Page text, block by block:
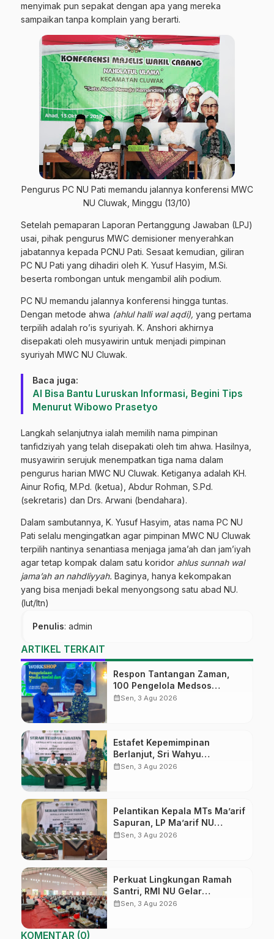
menyimak pun sepakat dengan apa yang mereka
sampaikan tanpa komplain yang berarti.
Pengurus PC NU Pati memandu jalannya konferensi MWC
NU Cluwak, Minggu (13/10)
Setelah pemaparan Laporan Pertanggung Jawaban (LPJ)
usai, pihak pengurus MWC demisioner menyerahkan
jabatannya kepada PCNU Pati. Sesaat kemudian, giliran
PC NU Pati yang dihadiri oleh K. Yusuf Hasyim, M.Si.
beserta rombongan untuk mengambil alih podium.
PC NU memandu jalannya konferensi hingga tuntas.
Dengan metode ahwa (ahlul halli wal aqdi), yang pertama
terpilih adalah ro’is syuriyah. K. Anshori akhirnya
disepakati oleh musyawirin untuk menjadi pimpinan
syuriyah MWC NU Cluwak.
Baca juga:
AI Bisa Bantu Luruskan Informasi, Begini Tips
Menurut Wibowo Prasetyo
Langkah selanjutnya ialah memilih nama pimpinan
tanfidziyah yang telah disepakati oleh tim ahwa. Hasilnya,
musyawirin serujuk menempatkan tiga nama dalam
pengurus harian MWC NU Cluwak. Ketiganya adalah KH.
Ainur Rofiq, M.Pd. (ketua), Abdur Rohman, S.Pd.
(sekretaris) dan Drs. Arwani (bendahara).
Dalam sambutannya, K. Yusuf Hasyim, atas nama PC NU
Pati selalu mengingatkan agar pimpinan MWC NU Cluwak
terpilih nantinya senantiasa menjaga jama’ah dan jam’iyah
agar tetap kompak dalam satu koridor ahlus sunnah wal
jama’ah an nahdliyyah. Baginya, hanya kekompakan
yang bisa menjadi bekal menyongsong satu abad NU.
(lut/ltn)
Penulis: admin
ARTIKEL TERKAIT
Respon Tantangan Zaman,
100 Pengelola Medsos
Sekolah Ma’arif Pekalongan
calendar_monthSen, 3 Agu 2026
Estafet Kepemimpinan
Berlanjut, Sri Wahyu
Susilowati Resmi Pimpin MTs
calendar_monthSen, 3 Agu 2026
Pelantikan Kepala MTs Ma’arif
Sapuran, LP Ma’arif NU
Wonosobo Tekankan Lima
calendar_monthSen, 3 Agu 2026
Perkuat Lingkungan Ramah
Santri, RMI NU Gelar
‘Sambang Pesantren’ di Pati
calendar_monthSen, 3 Agu 2026
KOMENTAR (0)